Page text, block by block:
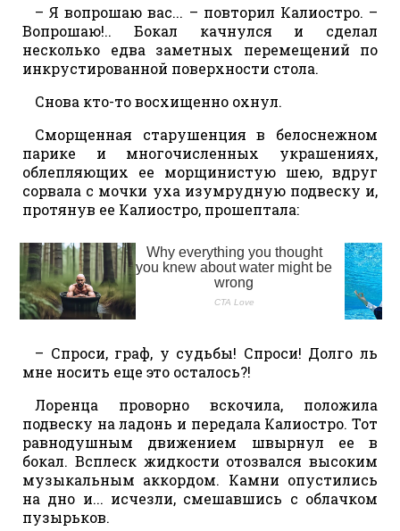
– Я вопрошаю вас... – повторил Калиостро. –
Вопрошаю!.. Бокал качнулся и сделал
несколько едва заметных перемещений по
инкрустированной поверхности стола.
Снова кто-то восхищенно охнул.
Сморщенная старушенция в белоснежном
парике и многочисленных украшениях,
облепляющих ее морщинистую шею, вдруг
сорвала с мочки уха изумрудную подвеску и,
протянув ее Калиостро, прошептала:
– Спроси, граф, у судьбы! Спроси! Долго ль
мне носить еще это осталось?!
Лоренца проворно вскочила, положила
подвеску на ладонь и передала Калиостро. Тот
равнодушным движением швырнул ее в
бокал. Всплеск жидкости отозвался высоким
музыкальным аккордом. Камни опустились
на дно и... исчезли, смешавшись с облачком
пузырьков.